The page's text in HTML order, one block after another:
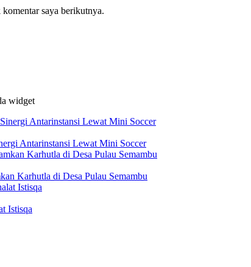
saya berikutnya.
widget
Antarinstansi Lewat Mini Soccer
Karhutla di Desa Pulau Semambu
Istisqa